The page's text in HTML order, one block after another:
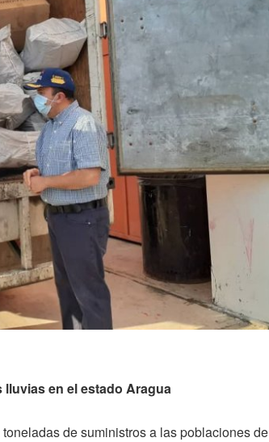
en el estado Aragua
de suministros a las poblaciones de